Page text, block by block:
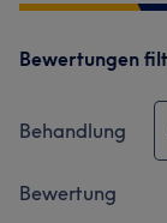
Bewertungen
Behandlung
Bewertung